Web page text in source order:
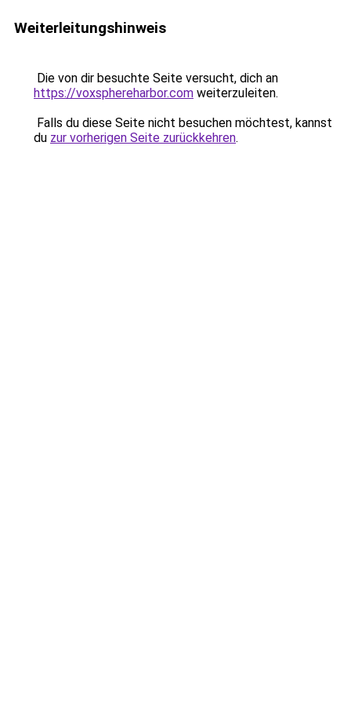
Weiterleitungshinweis
Die von dir besuchte Seite versucht, dich an
https://voxsphereharbor.com weiterzuleiten.
Falls du diese Seite nicht besuchen möchtest, kannst
du zur vorherigen Seite zurückkehren.